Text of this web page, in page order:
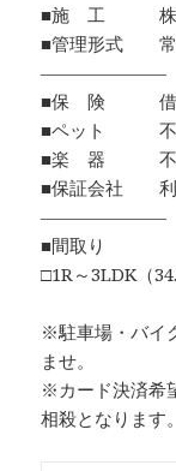
■施 工 株式
■管理形式 常
―――――――
■保 険 借家
■ペット 不
■楽 器 不
■保証会社 利
―――――――
■間取り
□1R～3LDK（
※駐車場・バイ
ませ。
※カード決済希
相殺となります。